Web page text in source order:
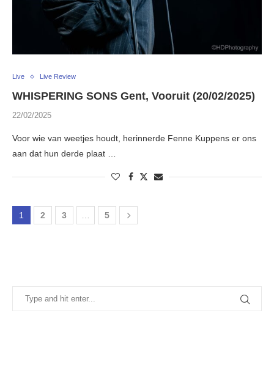
Live Live Review
WHISPERING SONS Gent, Vooruit (20/02/2025)
22/02/2025
Voor wie van weetjes houdt, herinnerde Fenne Kuppens er ons
aan dat hun derde plaat …
1 2 3 … 5